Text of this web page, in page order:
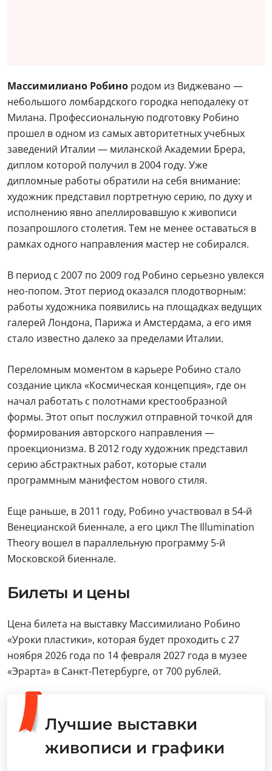
Массимилиано Робино родом из Виджевано —
небольшого ломбардского городка неподалеку от
Милана. Профессиональную подготовку Робино
прошел в одном из самых авторитетных учебных
заведений Италии — миланской Академии Брера,
диплом которой получил в 2004 году. Уже
дипломные работы обратили на себя внимание:
художник представил портретную серию, по духу и
исполнению явно апеллировавшую к живописи
позапрошлого столетия. Тем не менее оставаться в
рамках одного направления мастер не собирался.
В период с 2007 по 2009 год Робино серьезно увлекся
нео-попом. Этот период оказался плодотворным:
работы художника появились на площадках ведущих
галерей Лондона, Парижа и Амстердама, а его имя
стало известно далеко за пределами Италии.
Переломным моментом в карьере Робино стало
создание цикла «Космическая концепция», где он
начал работать с полотнами крестообразной
формы. Этот опыт послужил отправной точкой для
формирования авторского направления —
проекционизма. В 2012 году художник представил
серию абстрактных работ, которые стали
программным манифестом нового стиля.
Еще раньше, в 2011 году, Робино участвовал в 54-й
Венецианской биеннале, а его цикл The Illumination
Theory вошел в параллельную программу 5-й
Московской биеннале.
Билеты и цены
Цена билета на выставку Массимилиано Робино
«Уроки пластики», которая будет проходить с 27
ноября 2026 года по 14 февраля 2027 года в музее
«Эрарта» в Санкт-Петербурге, от 700 рублей.
Лучшие выставки
живописи и графики